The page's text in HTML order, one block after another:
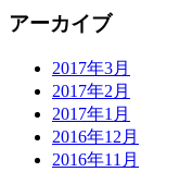
アーカイブ
2017年3月
2017年2月
2017年1月
2016年12月
2016年11月